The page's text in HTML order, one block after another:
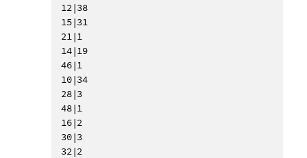
12|38
15|31
21|1
14|19
46|1
10|34
28|3
48|1
16|2
30|3
32|2